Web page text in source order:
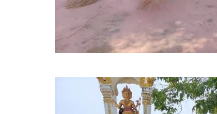
เปลี่ยนแปลงประกาศเชิญชวน
ประกาศขายทอดตลาดทรัพย์สินประจำปี
คู่มือการปฏิบัติงานฝ่ายทะเบียนพัสดุและทรัพย์สิน